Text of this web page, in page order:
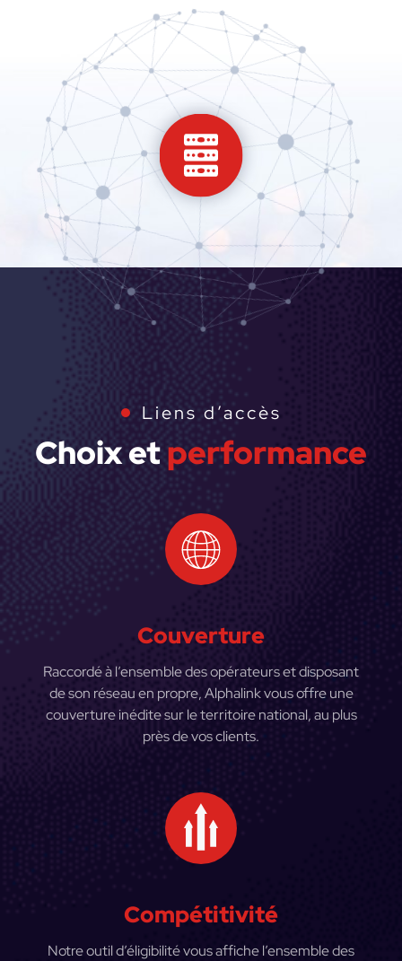
Liens d’accès
Choix etperformance
Couverture
Raccordé à l’ensemble des opérateurs et disposant
de son réseau en propre, Alphalink vous offre une
couverture inédite sur le territoire national, au plus
près de vos clients.
Compétitivité
Notre outil d’éligibilité vous affiche l’ensemble des